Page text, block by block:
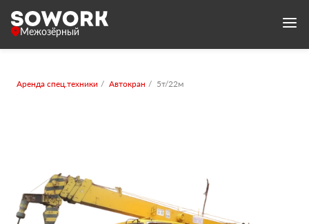
Межозёрный
Аренда спец.техники Автокран 5т/22м